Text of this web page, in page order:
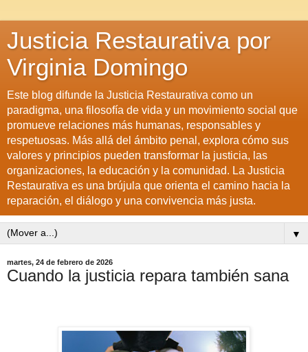
Justicia Restaurativa por
Virginia Domingo
Este blog difunde la Justicia Restaurativa como un
paradigma, una filosofía de vida y un movimiento social que
promueve relaciones más humanas, responsables y
respetuosas. Más allá del ámbito penal, explora cómo sus
valores y principios pueden transformar la justicia, las
organizaciones, la educación y la comunidad. La Justicia
Restaurativa es una brújula que orienta el camino hacia la
reparación, el diálogo y una convivencia más justa.
▼
martes, 24 de febrero de 2026
Cuando la justicia repara también sana